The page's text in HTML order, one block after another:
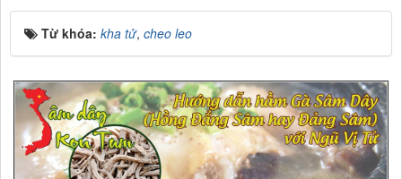
Từ khóa: kha tử, cheo leo